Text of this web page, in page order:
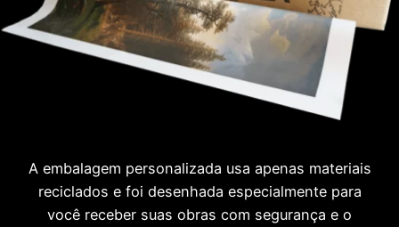
A embalagem personalizada usa apenas materiais
reciclados e foi desenhada especialmente para
você receber suas obras com segurança e o